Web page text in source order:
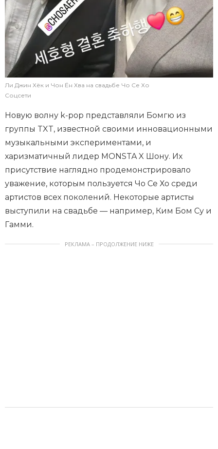
Ли Джин Хёк и Чон Ён Хва на свадьбе Чо Се Хо
Соцсети
Новую волну k-pop представляли Бомгю из
группы TXT, известной своими инновационными
музыкальными экспериментами, и
харизматичный лидер MONSTA X Шону. Их
присутствие наглядно продемонстрировало
уважение, которым пользуется Чо Се Хо среди
артистов всех поколений. Некоторые артисты
выступили на свадьбе — например, Ким Бом Су и
Гамми.
РЕКЛАМА – ПРОДОЛЖЕНИЕ НИЖЕ